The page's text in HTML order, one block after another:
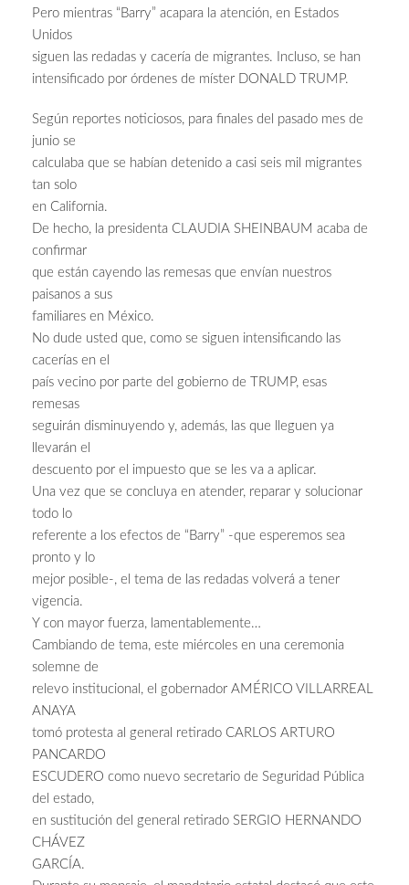
Pero mientras “Barry” acapara la atención, en Estados
Unidos
siguen las redadas y cacería de migrantes. Incluso, se han
intensificado por órdenes de míster DONALD TRUMP.
Según reportes noticiosos, para finales del pasado mes de
junio se
calculaba que se habían detenido a casi seis mil migrantes
tan solo
en California.
De hecho, la presidenta CLAUDIA SHEINBAUM acaba de
confirmar
que están cayendo las remesas que envían nuestros
paisanos a sus
familiares en México.
No dude usted que, como se siguen intensificando las
cacerías en el
país vecino por parte del gobierno de TRUMP, esas
remesas
seguirán disminuyendo y, además, las que lleguen ya
llevarán el
descuento por el impuesto que se les va a aplicar.
Una vez que se concluya en atender, reparar y solucionar
todo lo
referente a los efectos de “Barry” -que esperemos sea
pronto y lo
mejor posible-, el tema de las redadas volverá a tener
vigencia.
Y con mayor fuerza, lamentablemente…
Cambiando de tema, este miércoles en una ceremonia
solemne de
relevo institucional, el gobernador AMÉRICO VILLARREAL
ANAYA
tomó protesta al general retirado CARLOS ARTURO
PANCARDO
ESCUDERO como nuevo secretario de Seguridad Pública
del estado,
en sustitución del general retirado SERGIO HERNANDO
CHÁVEZ
GARCÍA.